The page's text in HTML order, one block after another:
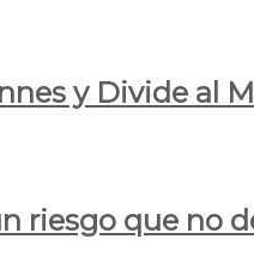
y Divide al
riesgo que no